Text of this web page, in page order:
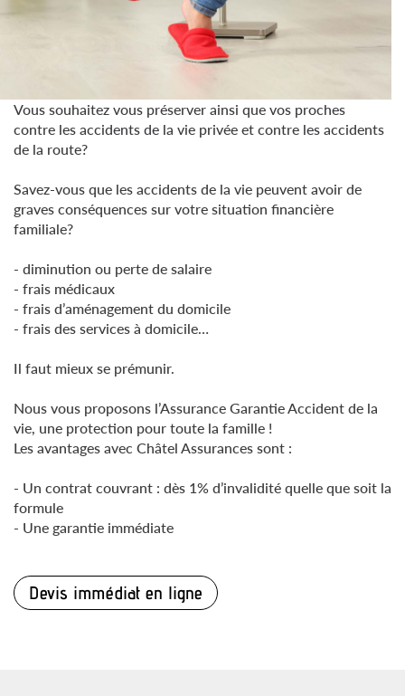
Vous souhaitez vous préserver ainsi que vos proches
contre les accidents de la vie privée et contre les accidents
de la route?
Savez-vous que les accidents de la vie peuvent avoir de
graves conséquences sur votre situation financière
familiale?
- diminution ou perte de salaire
- frais médicaux
- frais d’aménagement du domicile
- frais des services à domicile…
Il faut mieux se prémunir.
Nous vous proposons l’Assurance Garantie Accident de la
vie, une protection pour toute la famille !
Les avantages avec Châtel Assurances sont :
- Un contrat couvrant : dès 1% d’invalidité quelle que soit la
formule
- Une garantie immédiate
Devis immédiat en ligne